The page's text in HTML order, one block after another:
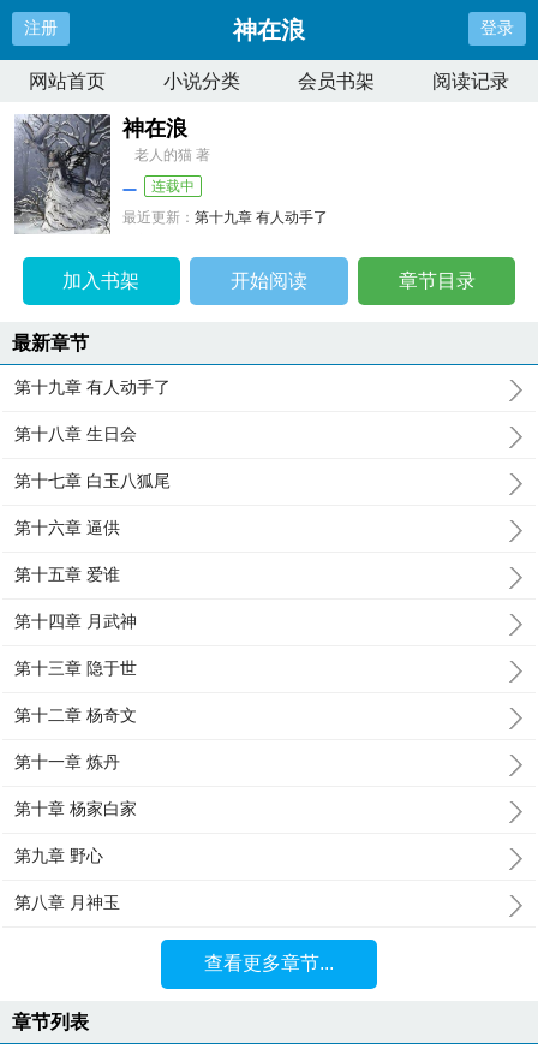
注册 神在浪 登录
网站首页 小说分类 会员书架 阅读记录
神在浪
老人的猫 著
连载中
最近更新：第十九章 有人动手了
加入书架 开始阅读 章节目录
最新章节
第十九章 有人动手了
第十八章 生日会
第十七章 白玉八狐尾
第十六章 逼供
第十五章 爱谁
第十四章 月武神
第十三章 隐于世
第十二章 杨奇文
第十一章 炼丹
第十章 杨家白家
第九章 野心
第八章 月神玉
查看更多章节...
章节列表